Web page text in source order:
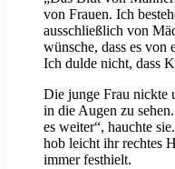
von Frauen. Ich
ausschließlich von
wünsche, dass es von
Ich dulde nicht, dass
Die junge Frau nickte
in die Augen zu
es weiter“, hauchte
hob leicht ihr rechtes
immer festhielt.